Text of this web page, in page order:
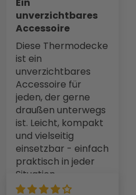
Ein
unverzichtbares
Accessoire
Diese Thermodecke
ist ein
unverzichtbares
Accessoire für
jeden, der gerne
draußen unterwegs
ist. Leicht, kompakt
und vielseitig
einsetzbar - einfach
praktisch in jeder
Situation.